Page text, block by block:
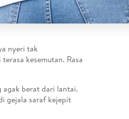
nyeri tak
kesemutan. Rasa
agak berat dari lantai.
gejala saraf kejepit